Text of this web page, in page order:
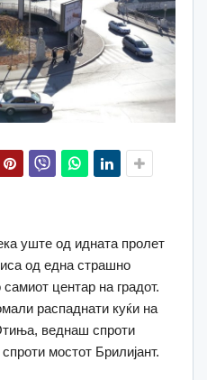
уште од идната пролет
од една страшно
центар на градот.
распаднати куќи на
веднаш спроти
мостот Брилијант.